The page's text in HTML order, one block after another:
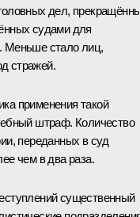
дел,
судами для
Меньше стало лиц,
стражей.
применения такой
штраф. Количество
переданных в суд
чем в два раза.
существенный